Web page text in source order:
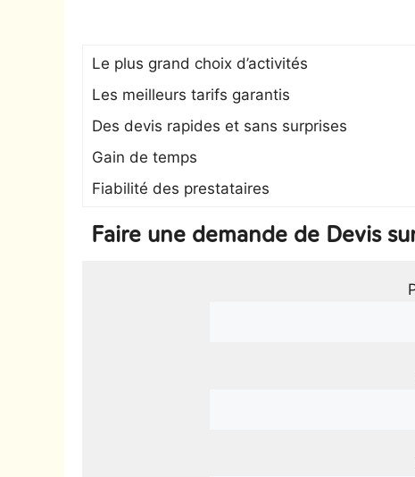
Le plus grand choix d’activités
Les meilleurs tarifs garantis
Des devis rapides et sans surprises
Gain de temps
Fiabilité des prestataires
Faire une demande de Devis